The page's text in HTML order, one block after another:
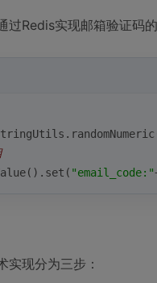
过Redis实现邮箱验证码
"email_code:"
现分为三步：